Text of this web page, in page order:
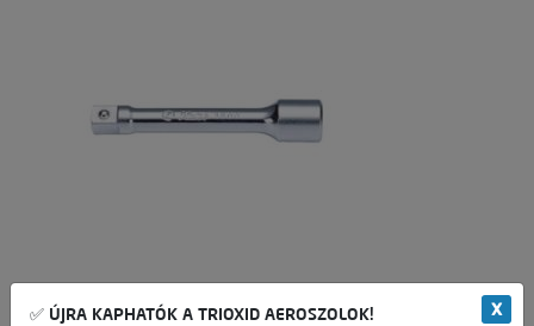
✅ ÚJRA KAPHATÓK A TRIOXID AEROSZOLOK! X